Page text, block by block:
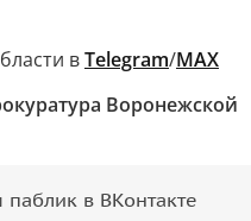
вTelegram/MAX
Воронежской
в ВКонтакте